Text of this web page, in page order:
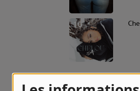
10